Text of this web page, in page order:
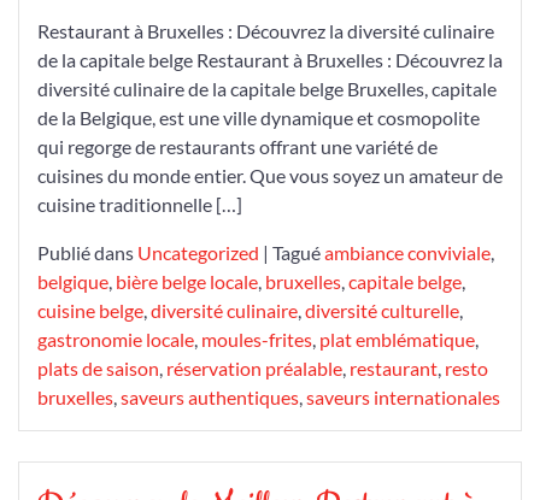
Restaurant à Bruxelles : Découvrez la diversité culinaire
de la capitale belge Restaurant à Bruxelles : Découvrez la
diversité culinaire de la capitale belge Bruxelles, capitale
de la Belgique, est une ville dynamique et cosmopolite
qui regorge de restaurants offrant une variété de
cuisines du monde entier. Que vous soyez un amateur de
cuisine traditionnelle […]
Publié dans Uncategorized | Taguéambiance conviviale,
belgique, bière belge locale, bruxelles,capitale belge,
cuisine belge,diversité culinaire,diversité culturelle,
gastronomie locale, moules-frites, plat emblématique,
plats de saison, réservation préalable, restaurant, resto
bruxelles,saveurs authentiques,saveurs internationales